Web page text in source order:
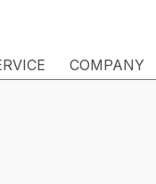
COMPANY
COMPANY